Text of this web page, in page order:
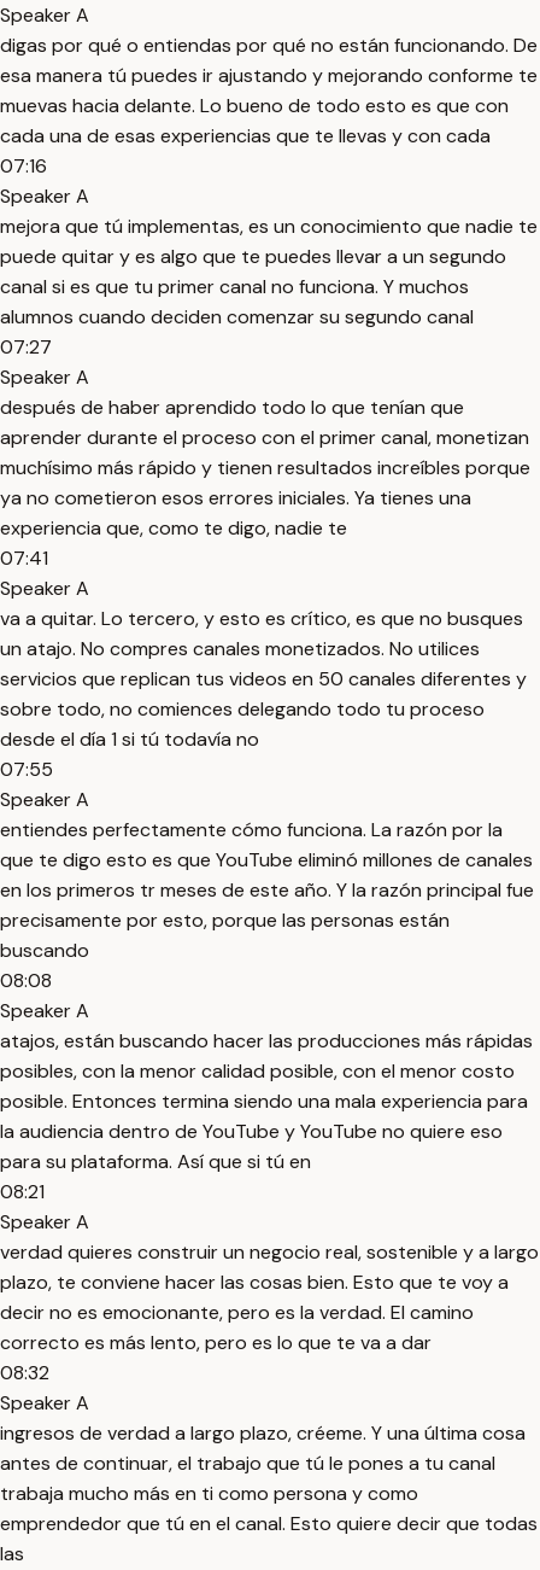
Speaker A
digas por qué o entiendas por qué no están funcionando. De
esa manera tú puedes ir ajustando y mejorando conforme te
muevas hacia delante. Lo bueno de todo esto es que con
cada una de esas experiencias que te llevas y con cada
07:16
Speaker A
mejora que tú implementas, es un conocimiento que nadie te
puede quitar y es algo que te puedes llevar a un segundo
canal si es que tu primer canal no funciona. Y muchos
alumnos cuando deciden comenzar su segundo canal
07:27
Speaker A
después de haber aprendido todo lo que tenían que
aprender durante el proceso con el primer canal, monetizan
muchísimo más rápido y tienen resultados increíbles porque
ya no cometieron esos errores iniciales. Ya tienes una
experiencia que, como te digo, nadie te
07:41
Speaker A
va a quitar. Lo tercero, y esto es crítico, es que no busques
un atajo. No compres canales monetizados. No utilices
servicios que replican tus videos en 50 canales diferentes y
sobre todo, no comiences delegando todo tu proceso
desde el día 1 si tú todavía no
07:55
Speaker A
entiendes perfectamente cómo funciona. La razón por la
que te digo esto es que YouTube eliminó millones de canales
en los primeros tr meses de este año. Y la razón principal fue
precisamente por esto, porque las personas están
buscando
08:08
Speaker A
atajos, están buscando hacer las producciones más rápidas
posibles, con la menor calidad posible, con el menor costo
posible. Entonces termina siendo una mala experiencia para
la audiencia dentro de YouTube y YouTube no quiere eso
para su plataforma. Así que si tú en
08:21
Speaker A
verdad quieres construir un negocio real, sostenible y a largo
plazo, te conviene hacer las cosas bien. Esto que te voy a
decir no es emocionante, pero es la verdad. El camino
correcto es más lento, pero es lo que te va a dar
08:32
Speaker A
ingresos de verdad a largo plazo, créeme. Y una última cosa
antes de continuar, el trabajo que tú le pones a tu canal
trabaja mucho más en ti como persona y como
emprendedor que tú en el canal. Esto quiere decir que todas
las